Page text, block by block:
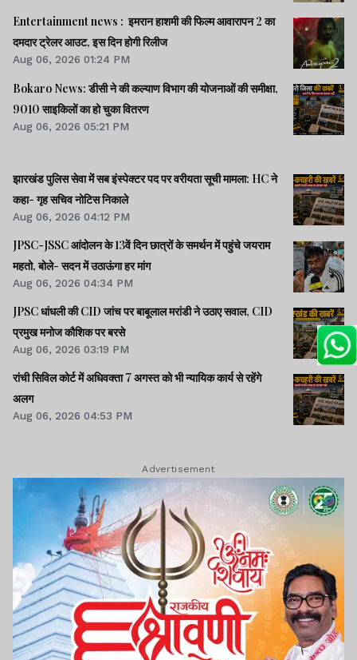
Entertainment news : इमरान हाशमी की फिल्म आवारापन 2 का
दमदार ट्रेलर आउट, इस दिन होगी रिलीज
Aug 06, 2026 01:24 PM
Bokaro News: डीसी ने की कल्याण विभाग की योजनाओं की समीक्षा,
9010 साइकिलों का हो चुका वितरण
Aug 06, 2026 05:21 PM
झारखंड पुलिस सेवा में सब इंस्पेक्टर पद पर वरीयता सूची मामला: HC ने
कहा- गृह सचिव नोटिस निकाले
Aug 06, 2026 04:12 PM
JPSC-JSSC आंदोलन के 13वें दिन छात्रों के समर्थन में पहुंचे जयराम
महतो, बोले- सदन में उठाऊंगा हर मांग
Aug 06, 2026 04:34 PM
JPSC धांधली की CID जांच पर बाबूलाल मरांडी ने उठाए सवाल, CID
प्रमुख मनोज कौशिक पर बरसे
Aug 06, 2026 03:19 PM
रांची सिविल कोर्ट में अधिवक्ता 7 अगस्त को भी न्यायिक कार्य से रहेंगे
अलग
Aug 06, 2026 04:53 PM
Advertisement